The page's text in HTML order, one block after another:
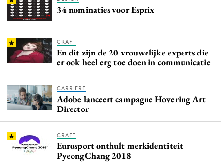
34 nominaties voor Esprix
CRAFT
En dit zijn de 20 vrouwelijke experts die
er ook heel erg toe doen in communicatie
CARRIERE
Adobe lanceert campagne Hovering Art
Director
CRAFT
Eurosport onthult merkidentiteit
PyeongChang 2018